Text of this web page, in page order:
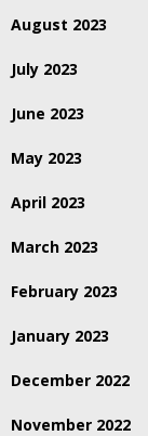
August 2023
July 2023
June 2023
May 2023
April 2023
March 2023
February 2023
January 2023
December 2022
November 2022